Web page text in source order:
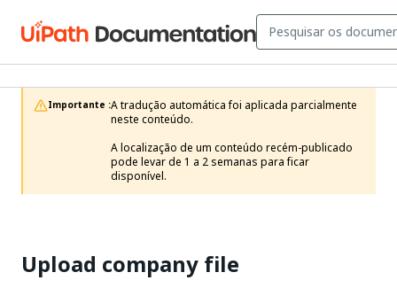
Importante :A tradução automática foi aplicada parcialmente
neste conteúdo.
A localização de um conteúdo recém-publicado
pode levar de 1 a 2 semanas para ficar
disponível.
Upload company file